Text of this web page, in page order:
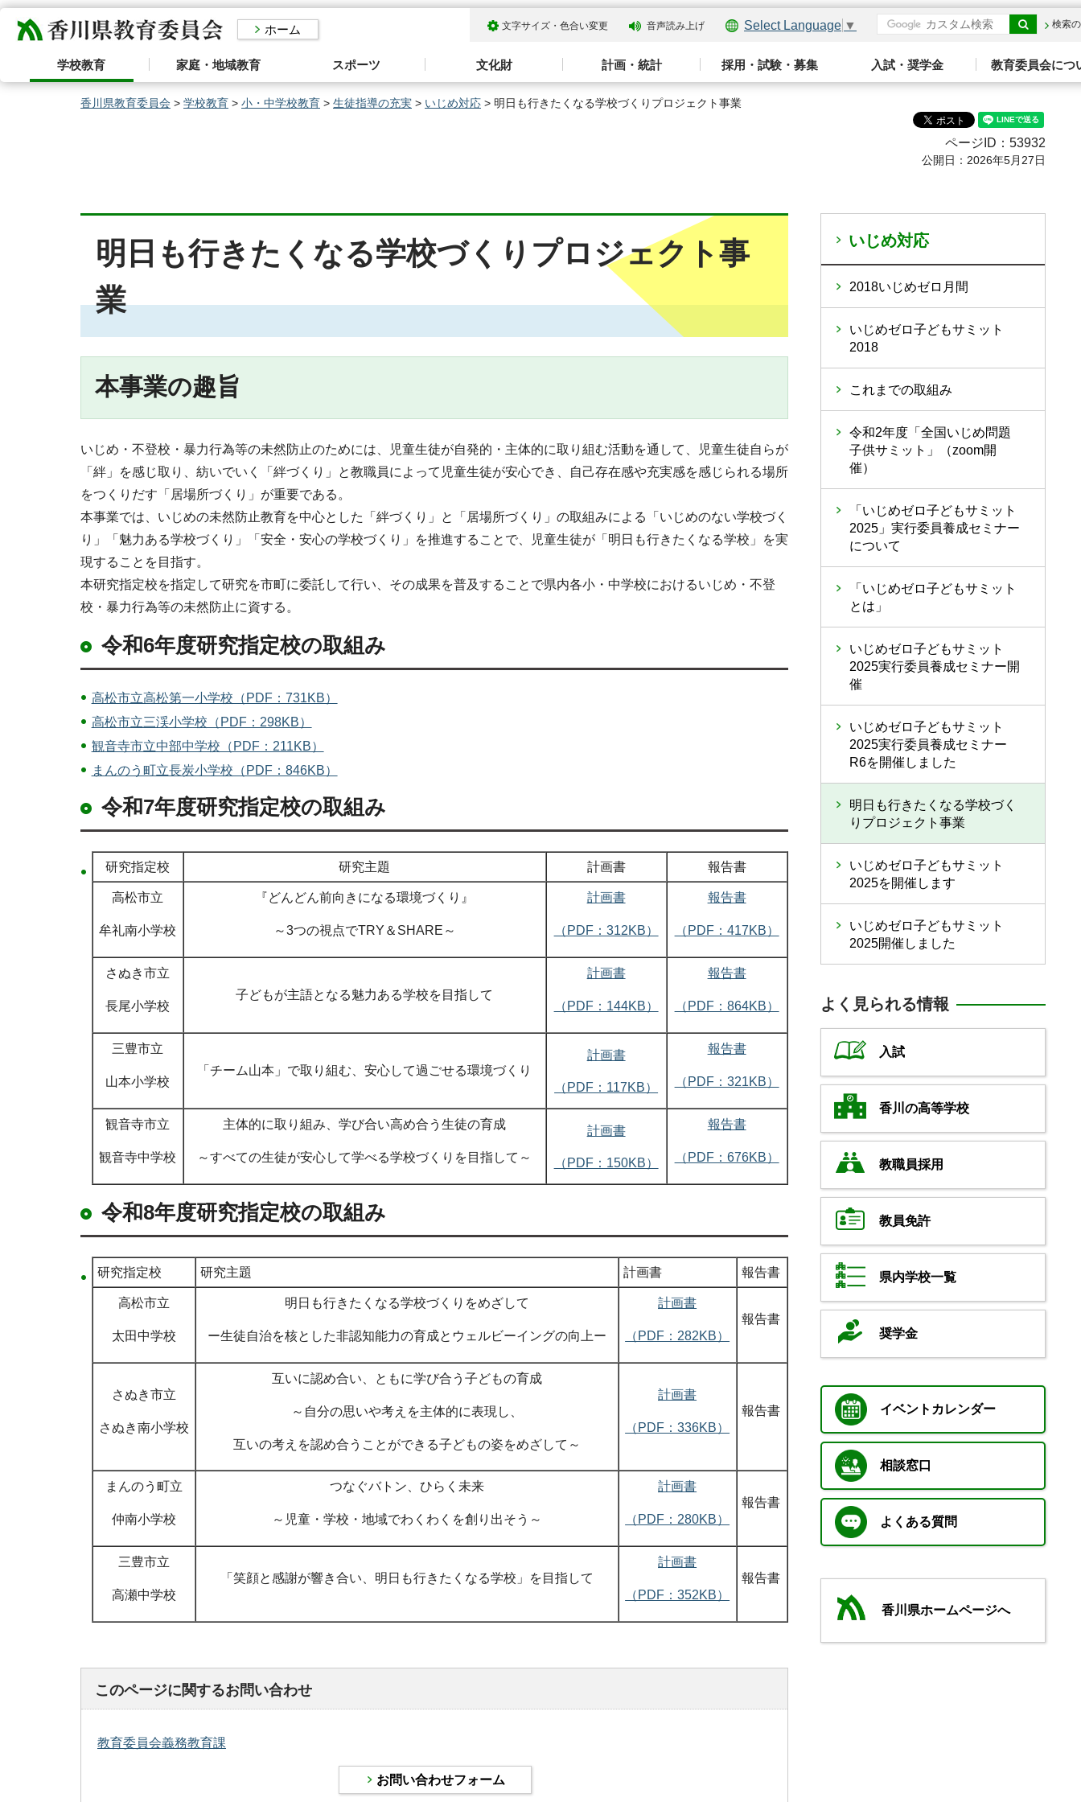
香川県教育委員会 ホーム 文字サイズ・色合い変更 音声読み上げ Select Language ▼ 検索
学校教育 家庭・地域教育 スポーツ 文化財 計画・統計 採用・試験・募集 入試・奨学金 教育委員会につ
香川県教育委員会 > 学校教育 > 小・中学校教育 > 生徒指導の充実 > いじめ対応 > 明日も行きたくなる学校づくりプロジェクト事業
ページID：53932
公開日：2026年5月27日
明日も行きたくなる学校づくりプロジェクト事
業
本事業の趣旨
いじめ・不登校・暴力行為等の未然防止のためには、児童生徒が自発的・主体的に取り組む活動を通して、児童生徒自らが
「絆」を感じ取り、紡いでいく「絆づくり」と教職員によって児童生徒が安心でき、自己存在感や充実感を感じられる場所
をつくりだす「居場所づくり」が重要である。
本事業では、いじめの未然防止教育を中心とした「絆づくり」と「居場所づくり」の取組みによる「いじめのない学校づく
り」「魅力ある学校づくり」「安全・安心の学校づくり」を推進することで、児童生徒が「明日も行きたくなる学校」を実
現することを目指す。
本研究指定校を指定して研究を市町に委託して行い、その成果を普及することで県内各小・中学校におけるいじめ・不登
校・暴力行為等の未然防止に資する。
令和6年度研究指定校の取組み
高松市立高松第一小学校（PDF：731KB）
高松市立三渓小学校（PDF：298KB）
観音寺市立中部中学校（PDF：211KB）
まんのう町立長炭小学校（PDF：846KB）
令和7年度研究指定校の取組み
研究指定校 研究主題 計画書 報告書
高松市立
牟礼南小学校
『どんどん前向きになる環境づくり』
～3つの視点でTRY＆SHARE～
計画書
（PDF：312KB）
報告書
（PDF：417KB）
さぬき市立
長尾小学校
子どもが主語となる魅力ある学校を目指して
計画書
（PDF：144KB）
報告書
（PDF：864KB）
三豊市立
山本小学校
「チーム山本」で取り組む、安心して過ごせる環境づくり
計画書
（PDF：117KB）
報告書
（PDF：321KB）
観音寺市立
観音寺中学校
主体的に取り組み、学び合い高め合う生徒の育成
～すべての生徒が安心して学べる学校づくりを目指して～
計画書
（PDF：150KB）
報告書
（PDF：676KB）
令和8年度研究指定校の取組み
研究指定校 研究主題 計画書 報告書
高松市立
太田中学校
明日も行きたくなる学校づくりをめざして
ー生徒自治を核とした非認知能力の育成とウェルビーイングの向上ー
計画書
（PDF：282KB）
報告書
さぬき市立
さぬき南小学校
互いに認め合い、ともに学び合う子どもの育成
～自分の思いや考えを主体的に表現し、
互いの考えを認め合うことができる子どもの姿をめざして～
計画書
（PDF：336KB）
報告書
まんのう町立
仲南小学校
つなぐバトン、ひらく未来
～児童・学校・地域でわくわくを創り出そう～
計画書
（PDF：280KB）
報告書
三豊市立
高瀬中学校
「笑顔と感謝が響き合い、明日も行きたくなる学校」を目指して
計画書
（PDF：352KB）
報告書
このページに関するお問い合わせ
教育委員会義務教育課
いじめ対応
2018いじめゼロ月間
いじめゼロ子どもサミット
2018
これまでの取組み
令和2年度「全国いじめ問題
子供サミット」（zoom開
催）
「いじめゼロ子どもサミット
2025」実行委員養成セミナー
について
「いじめゼロ子どもサミット
とは」
いじめゼロ子どもサミット
2025実行委員養成セミナー開
催
いじめゼロ子どもサミット
2025実行委員養成セミナー
R6を開催しました
明日も行きたくなる学校づく
りプロジェクト事業
いじめゼロ子どもサミット
2025を開催します
いじめゼロ子どもサミット
2025開催しました
よく見られる情報
入試
香川の高等学校
教職員採用
教員免許
県内学校一覧
奨学金
イベントカレンダー
相談窓口
よくある質問
香川県ホームページへ